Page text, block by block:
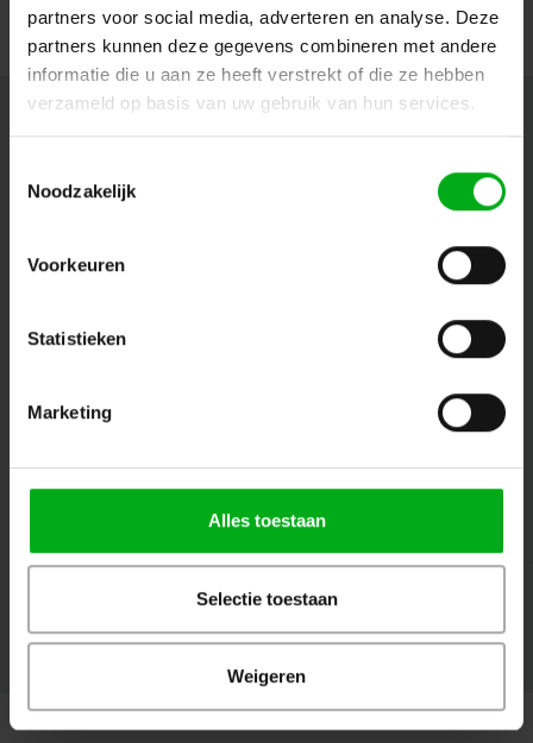
partners voor social media, adverteren en analyse. Deze
partners kunnen deze gegevens combineren met andere
informatie die u aan ze heeft verstrekt of die ze hebben
verzameld op basis van uw gebruik van hun services.
Noodzakelijk
Voorkeuren
Statistieken
Marketing
Alles toestaan
Selectie toestaan
Weigeren
Lamp stand Fixture
© Copyright 2026 Megalight sa/nv - Theme by